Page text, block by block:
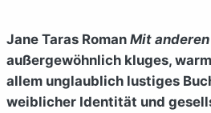
Jane Taras Roman Mit
außergewöhnlich kluges,
allem unglaublich lustiges
weiblicher Identität und